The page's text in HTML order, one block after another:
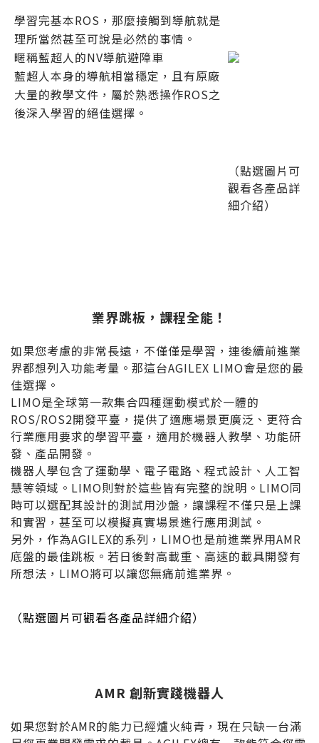
學習完基本ROS，那麼接觸到導航就是
理所當然甚至可說是必然的事情。
暱稱藍超人的NV導航避障車
藍超人本身的導航相當穩定，且有原廠
大量的教學文件，屬於熟悉操作ROS之
後深入學習的絕佳選擇。
（點選圖片可
觀看各產品詳
細介紹）
業界跳板，課程全能！
如果您考慮的非常長遠，不僅僅是學習，連後續前進業
界都想列入功能考量。那這台AGILEX LIMO會是您的最
佳選擇。
LIMO是全球第一款集合四種運動模式於一體的
ROS/ROS2開發平臺，提供了適應場景更廣泛、更符合
行業應用要求的學習平臺，適用於機器人教學、功能研
發、產品開發。
機器人學包含了運動學、電子電路、程式設計、人工智
慧等領域。LIMO則對於這些皆有完整的說明。LIMO同
時可以選配其設計的測試用沙盤，讓課程不僅只是上課
和實習，甚至可以模擬真實場景進行應用測試。
另外，作為AGILEX的系列，LIMO也是前進業界用AMR
底盤的最佳跳板。若日後對高載重、高速的載具開發有
所想法，LIMO將可以讓您無痛前進業界。
（點選圖片可觀看各產品詳細介紹）
AMR 創新實踐機器人
如果您對於AMR的能力已經爐火純青，現在只缺一台滿